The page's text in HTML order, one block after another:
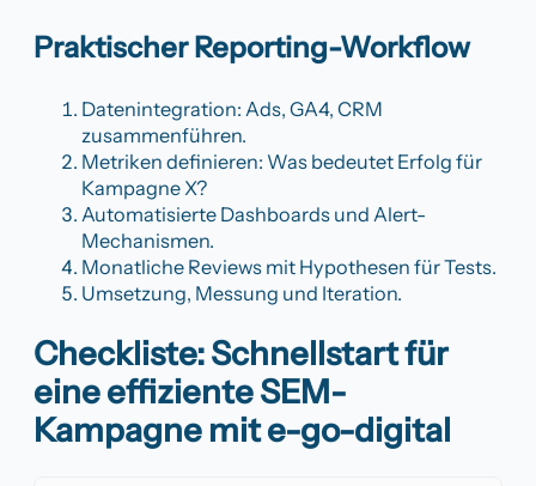
Praktischer Reporting-Workflow
Datenintegration: Ads, GA4, CRM
zusammenführen.
Metriken definieren: Was bedeutet Erfolg für
Kampagne X?
Automatisierte Dashboards und Alert-
Mechanismen.
Monatliche Reviews mit Hypothesen für Tests.
Umsetzung, Messung und Iteration.
Checkliste: Schnellstart für
eine effiziente SEM-
Kampagne mit e-go-digital